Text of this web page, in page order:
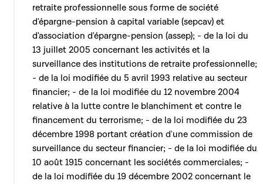
retraite professionnelle sous forme de société
d'épargne-pension à capital variable (sepcav) et
d'association d'épargne-pension (assep); - de la loi du
13 juillet 2005 concernant les activités et la
surveillance des institutions de retraite professionnelle;
- de la loi modifiée du 5 avril 1993 relative au secteur
financier; - de la loi modifiée du 12 novembre 2004
relative à la lutte contre le blanchiment et contre le
financement du terrorisme; - de la loi modifiée du 23
décembre 1998 portant création d'une commission de
surveillance du secteur financier; - de la loi modifiée du
10 août 1915 concernant les sociétés commerciales; -
de la loi modifiée du 19 décembre 2002 concernant le